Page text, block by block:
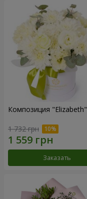
Композиция "Elizabeth"
1 732 грн
Заказать